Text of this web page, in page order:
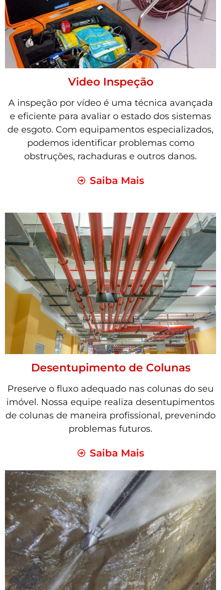
Video Inspeção
A inspeção por vídeo é uma técnica avançada
e eficiente para avaliar o estado dos sistemas
de esgoto. Com equipamentos especializados,
podemos identificar problemas como
obstruções, rachaduras e outros danos.
Saiba Mais
Desentupimento de Colunas
Preserve o fluxo adequado nas colunas do seu
imóvel. Nossa equipe realiza desentupimentos
de colunas de maneira profissional, prevenindo
problemas futuros.
Saiba Mais